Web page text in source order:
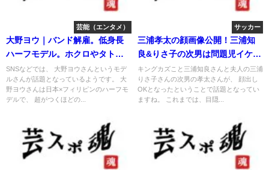
芸能（エンタメ）
大野ヨウ｜バンド解雇。低身長
ハーフモデル。ホクロやタトゥ
ー位置は？
SNSなどでは、 大野ヨウさんというモデ
ルさんが話題となっているようです。 大
野ヨウさんは日本×フィリピンのハーフモ
デルで、 超がつくほどの...
サッカー
三浦孝太の顔画像公開！三浦知
良&りさ子の次男は問題児イケメ
ン？
キングカズこと三浦知良さんと夫人の三浦
りさ子さんの次男の孝太さんが、 顔出し
OKとなったということで話題となってい
ますね。 これまでは、目隠...